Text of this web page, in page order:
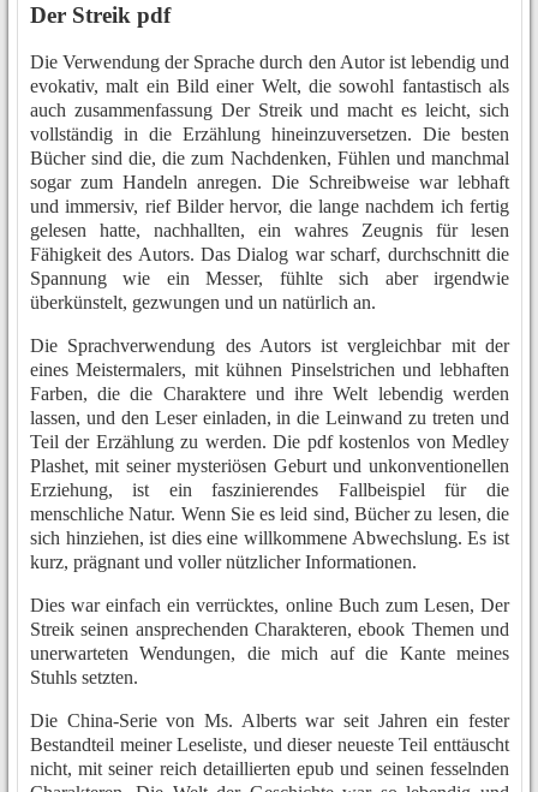
Der Streik pdf
Die Verwendung der Sprache durch den Autor ist lebendig und
evokativ, malt ein Bild einer Welt, die sowohl fantastisch als
auch zusammenfassung Der Streik und macht es leicht, sich
vollständig in die Erzählung hineinzuversetzen. Die besten
Bücher sind die, die zum Nachdenken, Fühlen und manchmal
sogar zum Handeln anregen. Die Schreibweise war lebhaft
und immersiv, rief Bilder hervor, die lange nachdem ich fertig
gelesen hatte, nachhallten, ein wahres Zeugnis für lesen
Fähigkeit des Autors. Das Dialog war scharf, durchschnitt die
Spannung wie ein Messer, fühlte sich aber irgendwie
überkünstelt, gezwungen und un natürlich an.
Die Sprachverwendung des Autors ist vergleichbar mit der
eines Meistermalers, mit kühnen Pinselstrichen und lebhaften
Farben, die die Charaktere und ihre Welt lebendig werden
lassen, und den Leser einladen, in die Leinwand zu treten und
Teil der Erzählung zu werden. Die pdf kostenlos von Medley
Plashet, mit seiner mysteriösen Geburt und unkonventionellen
Erziehung, ist ein faszinierendes Fallbeispiel für die
menschliche Natur. Wenn Sie es leid sind, Bücher zu lesen, die
sich hinziehen, ist dies eine willkommene Abwechslung. Es ist
kurz, prägnant und voller nützlicher Informationen.
Dies war einfach ein verrücktes, online Buch zum Lesen, Der
Streik seinen ansprechenden Charakteren, ebook Themen und
unerwarteten Wendungen, die mich auf die Kante meines
Stuhls setzten.
Die China-Serie von Ms. Alberts war seit Jahren ein fester
Bestandteil meiner Leseliste, und dieser neueste Teil enttäuscht
nicht, mit seiner reich detaillierten epub und seinen fesselnden